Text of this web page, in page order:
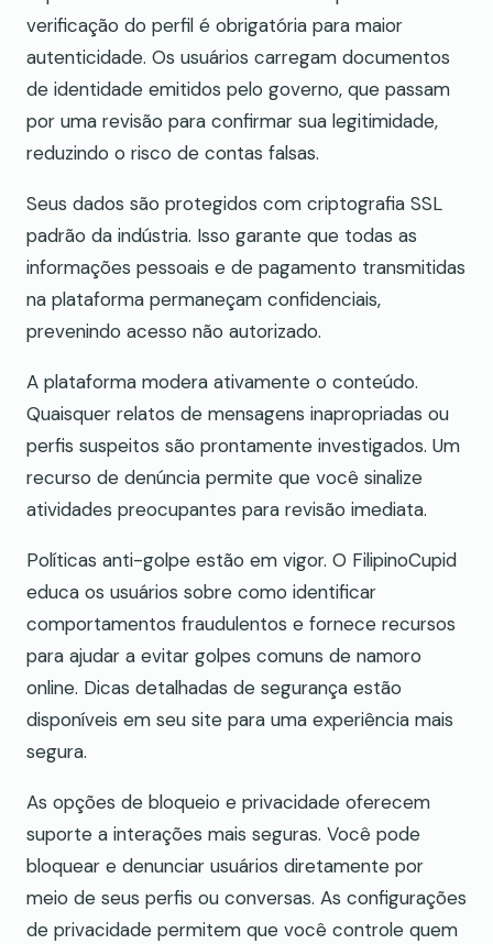
verificação do perfil é obrigatória para maior
autenticidade. Os usuários carregam documentos
de identidade emitidos pelo governo, que passam
por uma revisão para confirmar sua legitimidade,
reduzindo o risco de contas falsas.
Seus dados são protegidos com criptografia SSL
padrão da indústria. Isso garante que todas as
informações pessoais e de pagamento transmitidas
na plataforma permaneçam confidenciais,
prevenindo acesso não autorizado.
A plataforma modera ativamente o conteúdo.
Quaisquer relatos de mensagens inapropriadas ou
perfis suspeitos são prontamente investigados. Um
recurso de denúncia permite que você sinalize
atividades preocupantes para revisão imediata.
Políticas anti-golpe estão em vigor. O FilipinoCupid
educa os usuários sobre como identificar
comportamentos fraudulentos e fornece recursos
para ajudar a evitar golpes comuns de namoro
online. Dicas detalhadas de segurança estão
disponíveis em seu site para uma experiência mais
segura.
As opções de bloqueio e privacidade oferecem
suporte a interações mais seguras. Você pode
bloquear e denunciar usuários diretamente por
meio de seus perfis ou conversas. As configurações
de privacidade permitem que você controle quem